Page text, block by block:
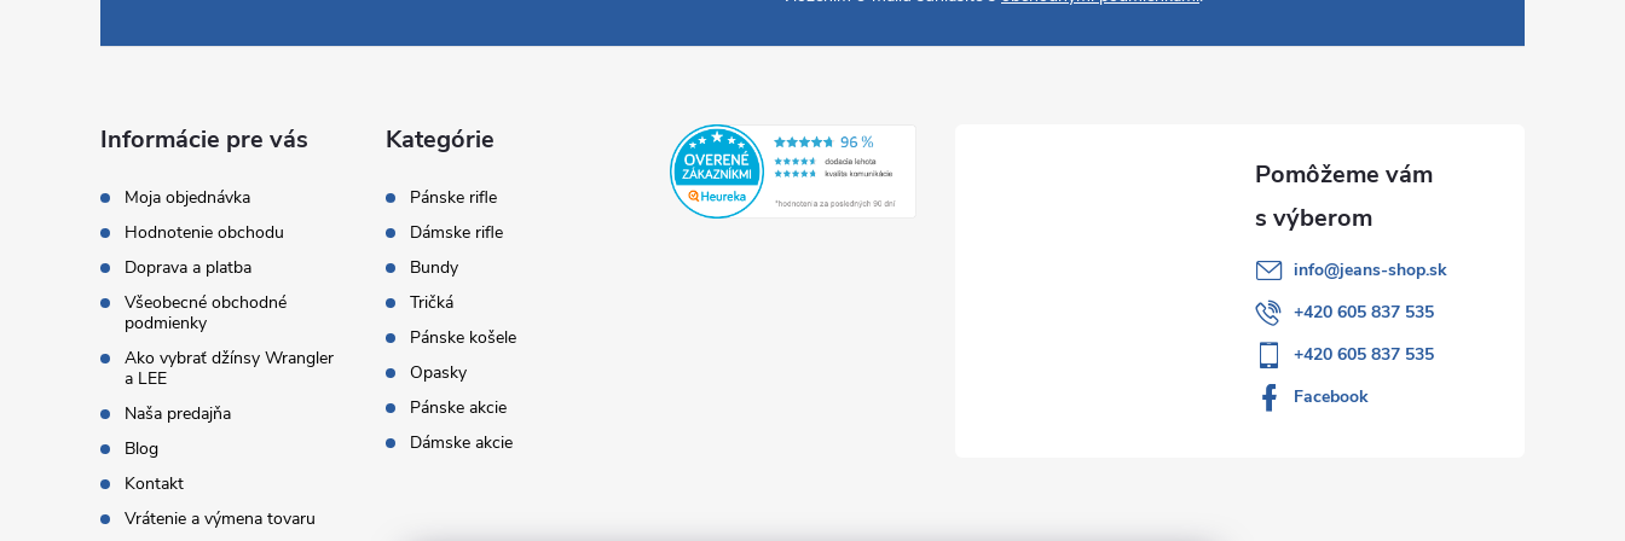
Informácie pre vás
Moja objednávka
Hodnotenie obchodu
Doprava a platba
Všeobecné obchodné
podmienky
Ako vybrať džínsy Wrangler
a LEE
Naša predajňa
Blog
Kontakt
Vrátenie a výmena tovaru
Kategórie
Pánske rifle
Dámske rifle
Bundy
Tričká
Pánske košele
Opasky
Pánske akcie
Dámske akcie
info@jeans-shop.sk
+420 605 837 535
+420 605 837 535
Facebook